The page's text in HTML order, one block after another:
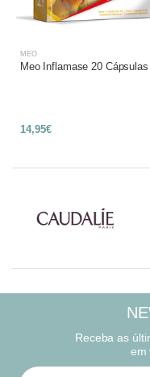
MEO
Meo Inflamase 20 Cápsulas
14,95€
Receba as
em